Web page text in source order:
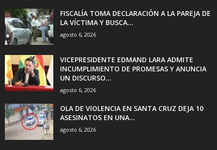
FISCALÍA TOMA DECLARACIÓN A LA PAREJA DE
LA VÍCTIMA Y BUSCA...
agosto 6, 2026
VICEPRESIDENTE EDMAND LARA ADMITE
INCUMPLIMIENTO DE PROMESAS Y ANUNCIA
UN DISCURSO...
agosto 6, 2026
OLA DE VIOLENCIA EN SANTA CRUZ DEJA 10
ASESINATOS EN UNA...
agosto 6, 2026